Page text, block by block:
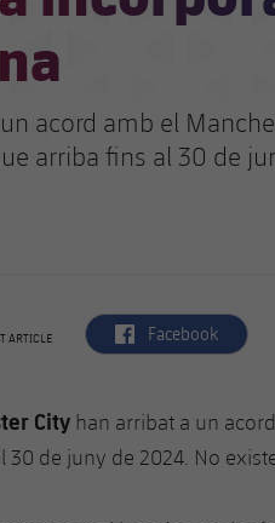
acord amb el
arriba fins al 30 de
ARTICLE label.aria.facebook
Facebook
City han arribat a un
30 de juny de 2024. No